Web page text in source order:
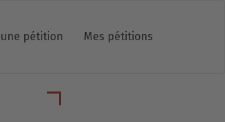
pétition Mes pétitions